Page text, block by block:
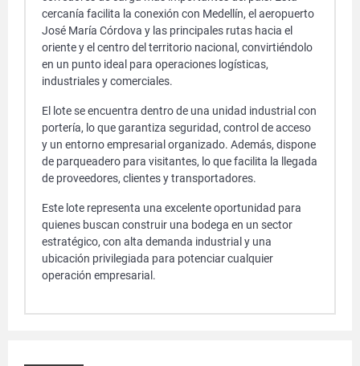
cercanía facilita la conexión con Medellín, el aeropuerto
José María Córdova y las principales rutas hacia el
oriente y el centro del territorio nacional, convirtiéndolo
en un punto ideal para operaciones logísticas,
industriales y comerciales.
El lote se encuentra dentro de una unidad industrial con
portería, lo que garantiza seguridad, control de acceso
y un entorno empresarial organizado. Además, dispone
de parqueadero para visitantes, lo que facilita la llegada
de proveedores, clientes y transportadores.
Este lote representa una excelente oportunidad para
quienes buscan construir una bodega en un sector
estratégico, con alta demanda industrial y una
ubicación privilegiada para potenciar cualquier
operación empresarial.